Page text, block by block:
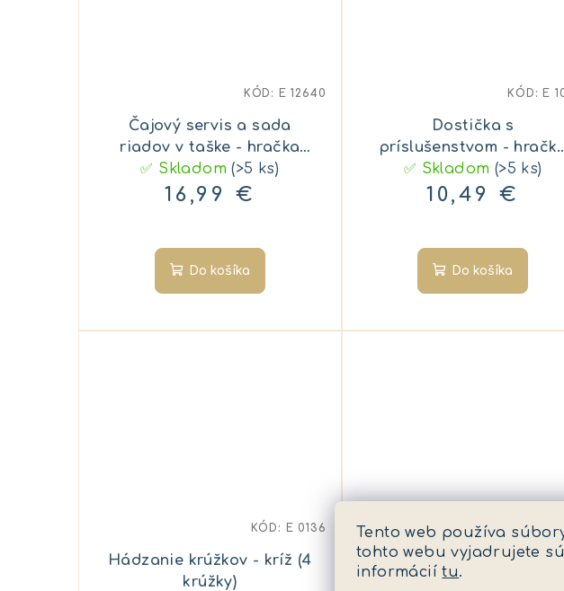
Tento web používa
tohto webu vyjadrujete
informáciítu.
Čajový servis a sada
riadov v taške - hračka
pre deti
✅ Skladom(>5 ks)
16,99 €
Do košíka
KÓD: E 12640
Dostička s
príslušenstvom -
pre deti
✅ Skladom (>5 ks)
10,49 €
Do košíka
KÓD: E
Hádzanie krúžkov - kríž (4
krúžky)
KÓD: E 0136
Hrnce na varenie -
pre deti
KÓD:E